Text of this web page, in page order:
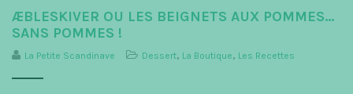
ÆBLESKIVER OU LES BEIGNETS AUX POMMES…
SANS POMMES !
La Petite Scandinave Dessert, La Boutique, Les Recettes